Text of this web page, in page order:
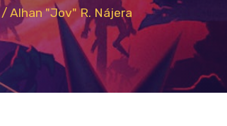
/ Alhan "Jov" R. Nájera